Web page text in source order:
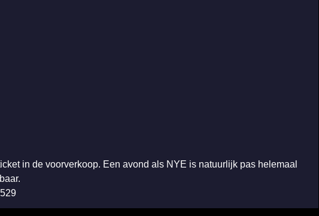
in de voorverkoop. Een avond als NYE is natuurlijk pas helemaal